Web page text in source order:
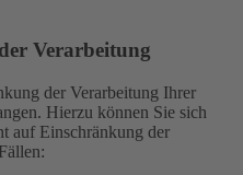
Verarbeitung
der Verarbeitung Ihrer
Hierzu können Sie sich
auf Einschränkung der